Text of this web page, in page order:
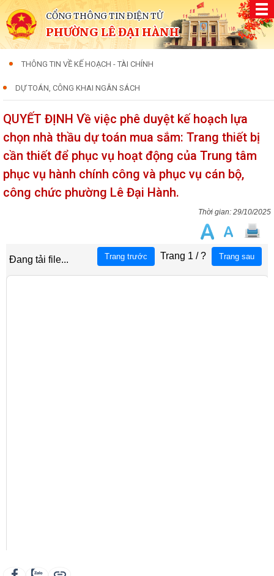
CỔNG THÔNG TIN ĐIỆN TỬ
PHƯỜNG LÊ ĐẠI HÀNH
THÔNG TIN VỀ KẾ HOẠCH - TÀI CHÍNH
DỰ TOÁN, CÔNG KHAI NGÂN SÁCH
QUYẾT ĐỊNH Về việc phê duyệt kế hoạch lựa
chọn nhà thầu dự toán mua sắm: Trang thiết bị
cần thiết để phục vụ hoạt động của Trung tâm
phục vụ hành chính công và phục vụ cán bộ,
công chức phường Lê Đại Hành.
29/10/2025